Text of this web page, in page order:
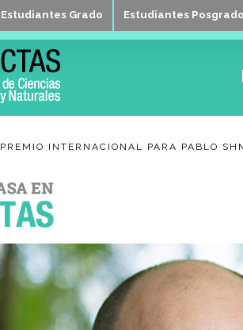
Estudiantes Grado Estudiantes Posgrado
PREMIO INTERNACIONAL PARA PABLO